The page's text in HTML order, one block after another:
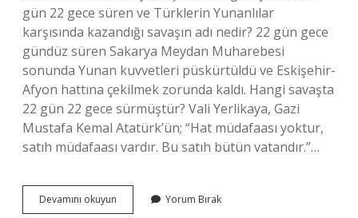
gün 22 gece süren ve Türklerin Yunanlılar
karşısında kazandığı savaşın adı nedir? 22 gün gece
gündüz süren Sakarya Meydan Muharebesi
sonunda Yunan kuvvetleri püskürtüldü ve Eskişehir-
Afyon hattına çekilmek zorunda kaldı. Hangi savaşta
22 gün 22 gece sürmüştür? Vali Yerlikaya, Gazi
Mustafa Kemal Atatürk’ün; “Hat müdafaası yoktur,
satıh müdafaası vardır. Bu satıh bütün vatandır.”…
Devamını okuyun
Gün
Yorum Bırak